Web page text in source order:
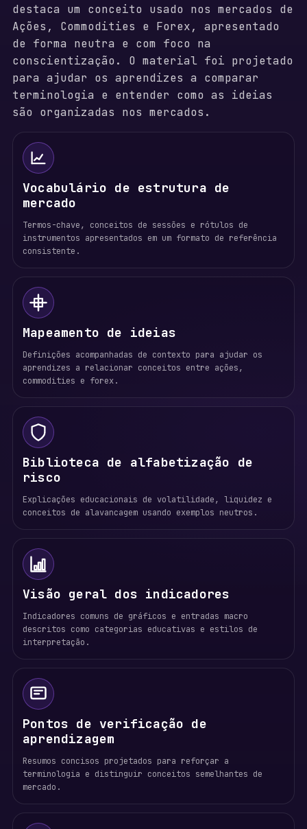
destaca um conceito usado nos mercados de
Ações, Commodities e Forex, apresentado
de forma neutra e com foco na
conscientização. O material foi projetado
para ajudar os aprendizes a comparar
terminologia e entender como as ideias
são organizadas nos mercados.
Vocabulário de estrutura de
mercado
Termos-chave, conceitos de sessões e rótulos de
instrumentos apresentados em um formato de referência
consistente.
Mapeamento de ideias
Definições acompanhadas de contexto para ajudar os
aprendizes a relacionar conceitos entre ações,
commodities e forex.
Biblioteca de alfabetização de
risco
Explicações educacionais de volatilidade, liquidez e
conceitos de alavancagem usando exemplos neutros.
Visão geral dos indicadores
Indicadores comuns de gráficos e entradas macro
descritos como categorias educativas e estilos de
interpretação.
Pontos de verificação de
aprendizagem
Resumos concisos projetados para reforçar a
terminologia e distinguir conceitos semelhantes de
mercado.